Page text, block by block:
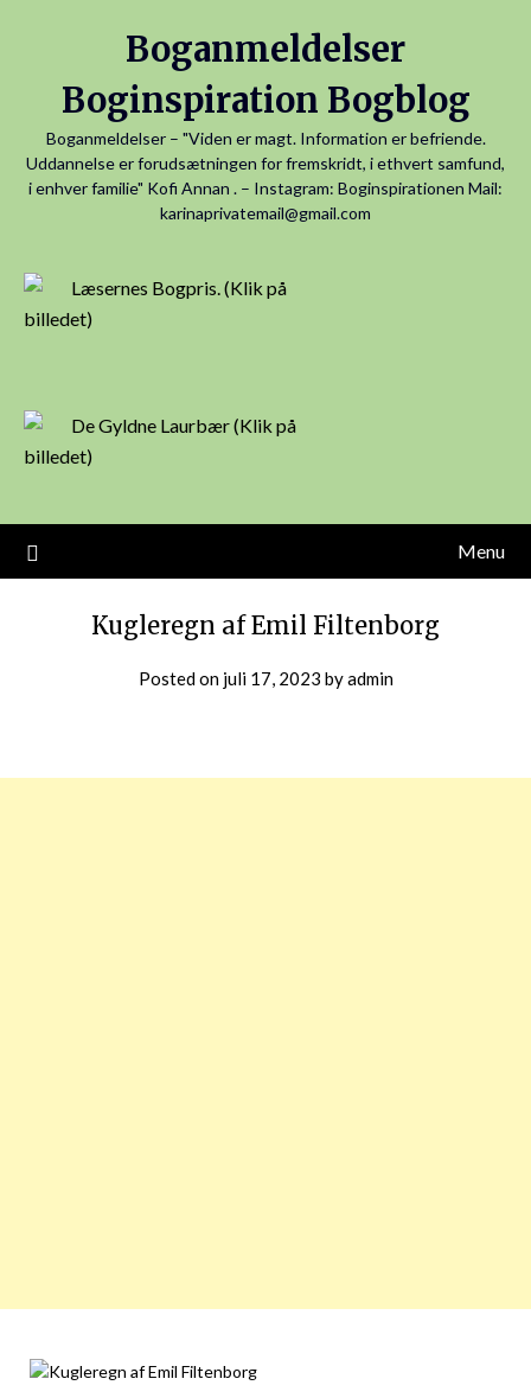
Boganmeldelser
Boginspiration Bogblog
Boganmeldelser – "Viden er magt. Information er befriende.
Uddannelse er forudsætningen for fremskridt, i ethvert samfund,
i enhver familie" Kofi Annan . – Instagram: Boginspirationen Mail:
karinaprivatemail@gmail.com
Læsernes Bogpris. (Klik på
billedet)
De Gyldne Laurbær (Klik på
billedet)
Menu
Kugleregn af Emil Filtenborg
Posted on juli 17, 2023 byadmin